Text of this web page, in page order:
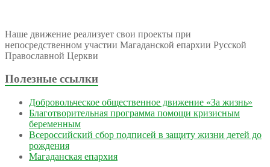
Наше движение реализует свои проекты при
непосредственном участии Магаданской епархии Русской
Православной Церкви
Полезные ссылки
Добровольческое общественное движение «За жизнь»
Благотворительная программа помощи кризисным
беременным
Всероссийский сбор подписей в защиту жизни детей до
рождения
Магаданская епархия